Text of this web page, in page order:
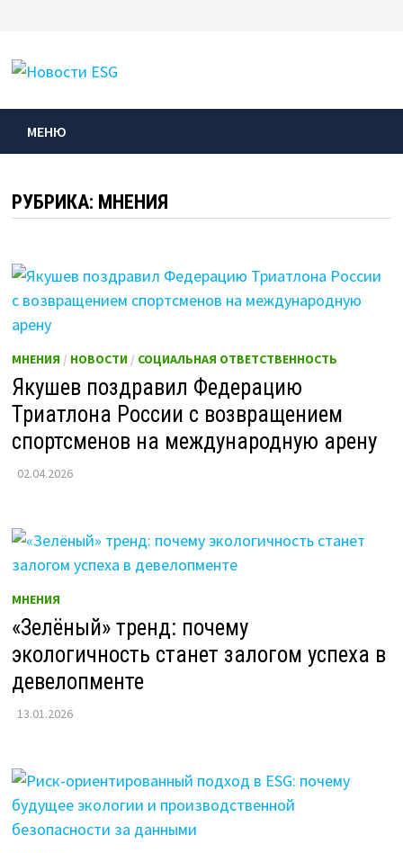
содержимому
МЕНЮ
РУБРИКА: МНЕНИЯ
МНЕНИЯ / НОВОСТИ/ СОЦИАЛЬНАЯ ОТВЕТСТВЕННОСТЬ
Якушев поздравил Федерацию
Триатлона России с возвращением
спортсменов на международную арену
02.04.2026
МНЕНИЯ
«Зелёный» тренд: почему
экологичность станет залогом успеха в
девелопменте
13.01.2026